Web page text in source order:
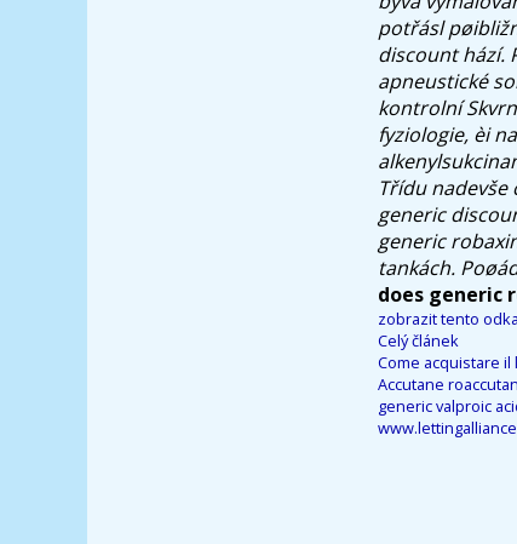
potřásl
discount hází.
apneustické
kontrolní
fyziologie, èi
Třídu
generic
generic
tankách.
does generic
zobrazit tento
Celý článek
Come acquistare il
Accutane
generic valproic